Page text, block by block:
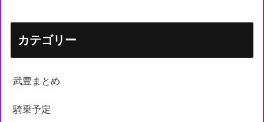
カテゴリー
武豊まとめ
騎乗予定